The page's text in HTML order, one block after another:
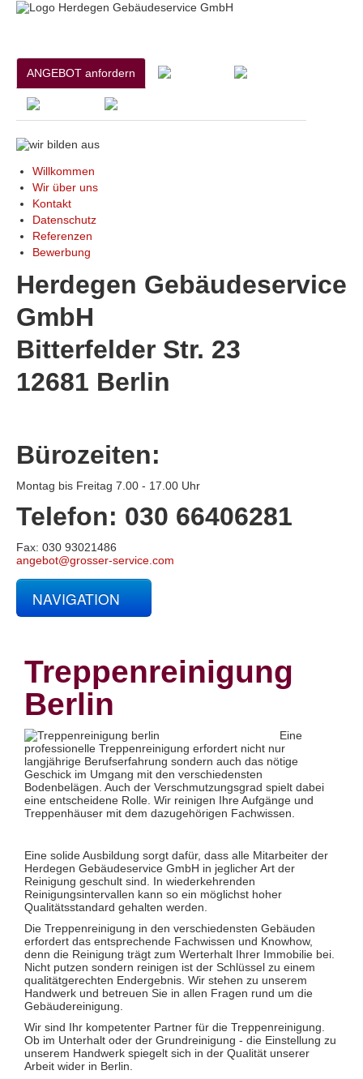
ANGEBOT anfordern
Willkommen
Wir über uns
Kontakt
Datenschutz
Referenzen
Bewerbung
Herdegen Gebäudeservice
GmbH
Bitterfelder Str. 23
12681 Berlin
Bürozeiten:
Montag bis Freitag 7.00 - 17.00 Uhr
Telefon: 030 66406281
Fax: 030 93021486
angebot@grosser-service.com
NAVIGATION
Büroreinigung
Centerreinigung
Fassadenreinigung und Denkmalpflege
Fensterreinigung
Glas- und Glasfassadenreinigung
Großküchenreinigung
Grundreinigung
Industriereinigung
Kino- und Theatersaalreinigung
Kitareinigung
Praxisreinigung
Schulreinigung
Solaranlagenreinigung mit Osmosetechnik
Teppichbodenreinigung
Unterhaltsreinigung
Veranstaltungsreinigung
Verkehrs- und Grauflächenreinigung
Verkehrsmittelreinigung
Hausmeisterservice
Grünflächenpflege
Winterdienst
Treppenreinigung
Berlin
Eine
professionelle Treppenreinigung erfordert nicht nur
langjährige Berufserfahrung sondern auch das nötige
Geschick im Umgang mit den verschiedensten
Bodenbelägen. Auch der Verschmutzungsgrad spielt dabei
eine entscheidene Rolle. Wir reinigen Ihre Aufgänge und
Treppenhäuser mit dem dazugehörigen Fachwissen.
Eine solide Ausbildung sorgt dafür, dass alle Mitarbeiter der
Herdegen Gebäudeservice GmbH in jeglicher Art der
Reinigung geschult sind. In wiederkehrenden
Reinigungsintervallen kann so ein möglichst hoher
Qualitätsstandard gehalten werden.
Die Treppenreinigung in den verschiedensten Gebäuden
erfordert das entsprechende Fachwissen und Knowhow,
denn die Reinigung trägt zum Werterhalt Ihrer Immobilie bei.
Nicht putzen sondern reinigen ist der Schlüssel zu einem
qualitätgerechten Endergebnis. Wir stehen zu unserem
Handwerk und betreuen Sie in allen Fragen rund um die
Gebäudereinigung.
Wir sind Ihr kompetenter Partner für die Treppenreinigung.
Ob im Unterhalt oder der Grundreinigung - die Einstellung zu
unserem Handwerk spiegelt sich in der Qualität unserer
Arbeit wider in Berlin.